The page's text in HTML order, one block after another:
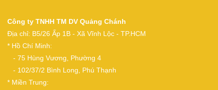
Công ty TNHH TM DV Quảng Chánh
Địa chỉ: B5/26 Ấp 1B - Xã Vĩnh Lộc - TP.HCM
* Hồ Chí Minh:
- 75 Hùng Vương, Phường 4
- 102/37/2 Bình Long, Phú Thạnh
* Miền Trung: